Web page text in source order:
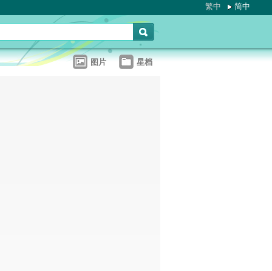
繁中 简中
图片 星档